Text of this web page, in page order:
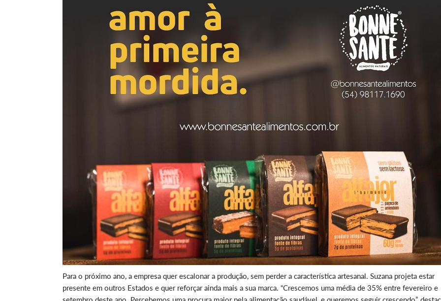
Para o próximo ano, a empresa quer escalonar a produção, sem perder a característica artesanal. Suzana projeta estar
presente em outros Estados e quer reforçar ainda mais a sua marca. “Crescemos uma média de 35% entre fevereiro e